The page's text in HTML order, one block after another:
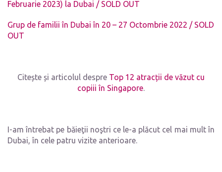
Februarie 2023) la Dubai / SOLD OUT
Grup de familii în Dubai în 20 – 27 Octombrie 2022 / SOLD
OUT
Citește și articolul despre Top 12 atracții de văzut cu
copiii în Singapore.
I-am întrebat pe băieţii noştri ce le-a plăcut cel mai mult în
Dubai, în cele patru vizite anterioare.